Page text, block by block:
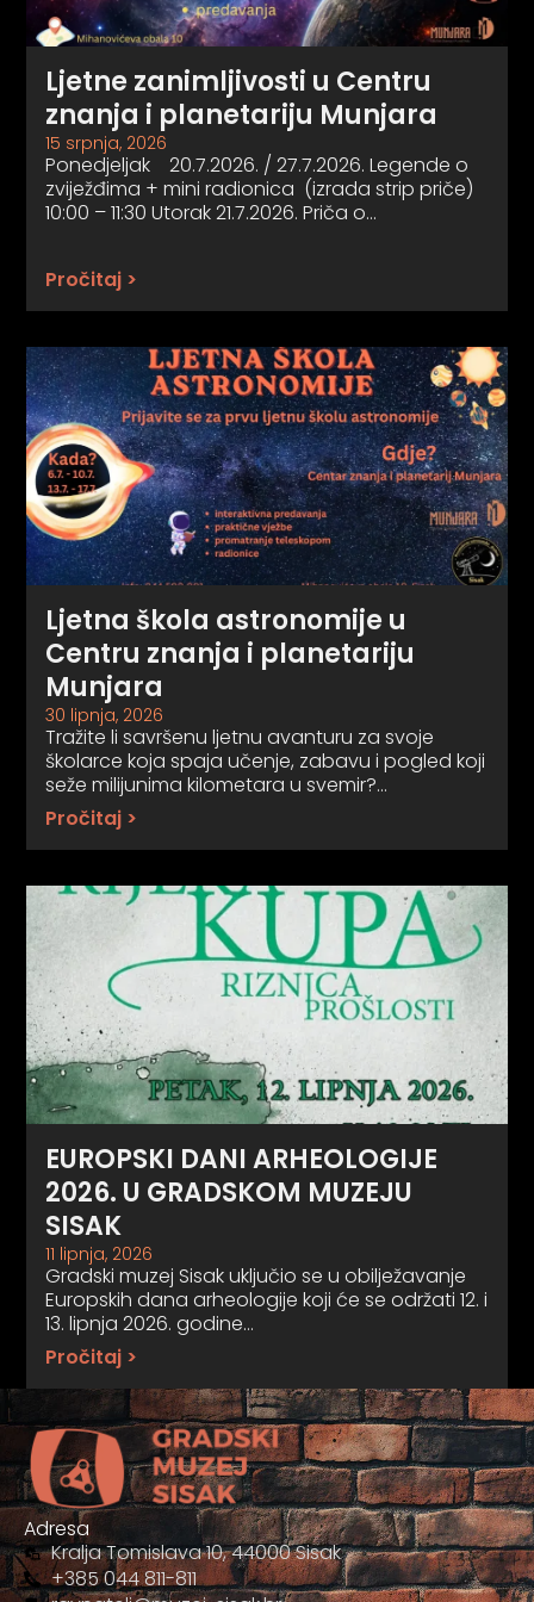
Ljetne zanimljivosti u Centru
znanja i planetariju Munjara
15 srpnja, 2026
Ponedjeljak 20.7.2026. / 27.7.2026. Legende o
zviježđima + mini radionica (izrada strip priče)
10:00 – 11:30 Utorak 21.7.2026. Priča o…
Pročitaj >
Ljetna škola astronomije u
Centru znanja i planetariju
Munjara
30 lipnja, 2026
Tražite li savršenu ljetnu avanturu za svoje
školarce koja spaja učenje, zabavu i pogled koji
seže milijunima kilometara u svemir?…
Pročitaj >
EUROPSKI DANI ARHEOLOGIJE
2026. U GRADSKOM MUZEJU
SISAK
11 lipnja, 2026
Gradski muzej Sisak uključio se u obilježavanje
Europskih dana arheologije koji će se održati 12. i
13. lipnja 2026. godine…
Pročitaj >
Adresa
Kralja Tomislava 10, 44000 Sisak
+385 044 811-811